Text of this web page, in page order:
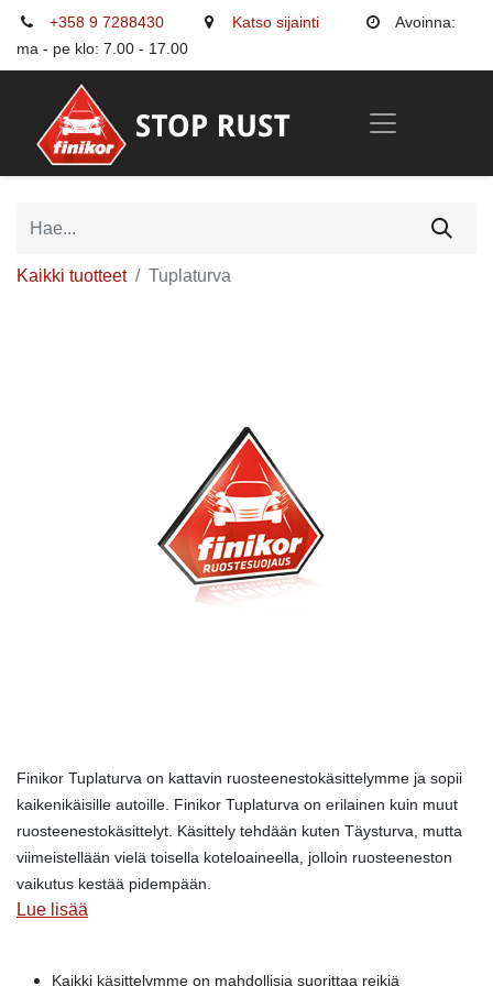
+358 9 7288430 Katso sijainti
Avoinna:
ma - pe klo: 7.00 - 17.00
Kaikki tuotteet Tuplaturva
Finikor Tuplaturva on kattavin ruosteenestokäsittelymme ja sopii
kaikenikäisille autoille. Finikor Tuplaturva on erilainen kuin muut
ruosteenestokäsittelyt. Käsittely tehdään kuten Täysturva, mutta
viimeistellään vielä toisella koteloaineella, jolloin ruosteeneston
vaikutus kestää pidempään.
Lue lisää
Kaikki käsittelymme on mahdollisia suorittaa reikiä